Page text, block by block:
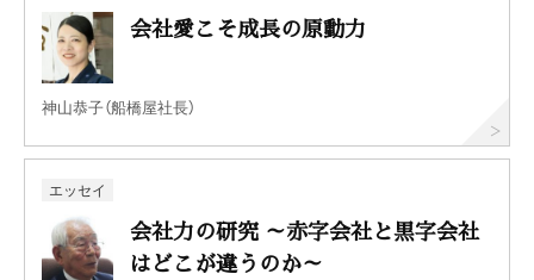
会社愛こそ成長の原動力
神山恭子（船橋屋社長）
エッセイ
会社力の研究 ～赤字会社と黒字会社
はどこが違うのか～